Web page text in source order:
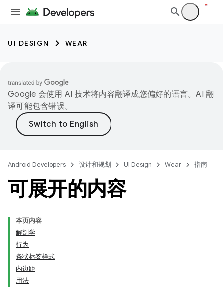
UI DESIGN WEAR
Google 会使用 AI 技术将内容翻译成您偏好的语言。AI 翻
译可能包含错误。
Android Developers 设计和规划 UI Design Wear 指南
可展开的内容
本页内容
解剖学
行为
条状标签样式
内边距
用法